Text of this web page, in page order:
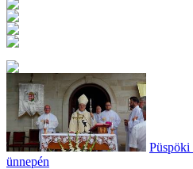
Püspöki
ünnepén